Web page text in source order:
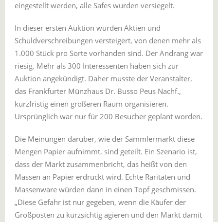
eingestellt werden, alle Safes wurden versiegelt.
In dieser ersten Auktion wurden Aktien und
Schuldverschreibungen versteigert, von denen mehr als
1.000 Stück pro Sorte vorhanden sind. Der Andrang war
riesig. Mehr als 300 Interessenten haben sich zur
Auktion angekündigt. Daher musste der Veranstalter,
das Frankfurter Münzhaus Dr. Busso Peus Nachf.,
kurzfristig einen größeren Raum organisieren.
Ursprünglich war nur für 200 Besucher geplant worden.
Die Meinungen darüber, wie der Sammlermarkt diese
Mengen Papier aufnimmt, sind geteilt. Ein Szenario ist,
dass der Markt zusammenbricht, das heißt von den
Massen an Papier erdrückt wird. Echte Raritäten und
Massenware würden dann in einen Topf geschmissen.
„Diese Gefahr ist nur gegeben, wenn die Käufer der
Großposten zu kurzsichtig agieren und den Markt damit